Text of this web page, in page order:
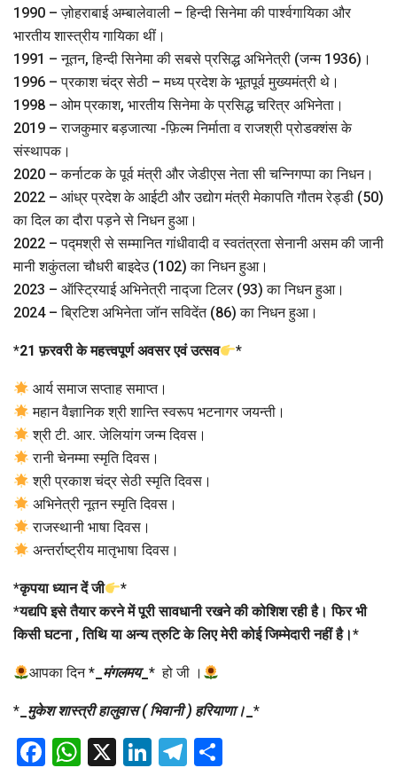
1990 – ज़ोहराबाई अम्बालेवाली – हिन्दी सिनेमा की पार्श्वगायिका और
भारतीय शास्त्रीय गायिका थीं।
1991 – नूतन, हिन्दी सिनेमा की सबसे प्रसिद्ध अभिनेत्री (जन्म 1936)।
1996 – प्रकाश चंद्र सेठी – मध्य प्रदेश के भूतपूर्व मुख्यमंत्री थे।
1998 – ओम प्रकाश, भारतीय सिनेमा के प्रसिद्ध चरित्र अभिनेता।
2019 – राजकुमार बड़जात्या -फ़िल्म निर्माता व राजश्री प्रोडक्शंस के
संस्थापक।
2020 – कर्नाटक के पूर्व मंत्री और जेडीएस नेता सी चन्निगप्पा का निधन।
2022 – आंध्र प्रदेश के आईटी और उद्योग मंत्री मेकापति गौतम रेड्डी (50)
का दिल का दौरा पड़ने से निधन हुआ।
2022 – पद्मश्री से सम्मानित गांधीवादी व स्वतंत्रता सेनानी असम की जानी
मानी शकुंतला चौधरी बाइदेउ (102) का निधन हुआ।
2023 – ऑस्ट्रियाई अभिनेत्री नाद्जा टिलर (93) का निधन हुआ।
2024 – ब्रिटिश अभिनेता जॉन सविदेंत (86) का निधन हुआ।
*21 फ़रवरी के महत्त्वपूर्ण अवसर एवं उत्सव *
आर्य समाज सप्ताह समाप्त।
महान वैज्ञानिक श्री शान्ति स्वरूप भटनागर जयन्ती।
श्री टी. आर. जेलियांग जन्म दिवस।
रानी चेनम्मा स्मृति दिवस।
श्री प्रकाश चंद्र सेठी स्मृति दिवस।
अभिनेत्री नूतन स्मृति दिवस।
राजस्थानी भाषा दिवस।
अन्तर्राष्ट्रीय मातृभाषा दिवस।
*कृपया ध्यान दें जी
*
*यद्यपि इसे तैयार करने में पूरी सावधानी रखने की कोशिश रही है। फिर भी
किसी घटना , तिथि या अन्य त्रुटि के लिए मेरी कोई जिम्मेदारी नहीं है।*
आपका दिन * मंगलमय_* हो जी ।
* मुकेश शास्त्री हालुवास ( भिवानी ) हरियाणा। *
Facebook
WhatsApp
X LinkedIn
Telegram